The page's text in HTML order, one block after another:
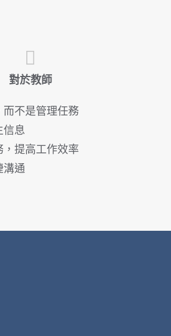
對於教師
而不是管理任務
信息
，提高工作效率
溝通